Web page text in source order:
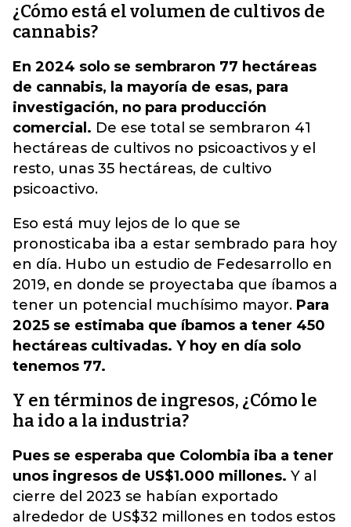
¿Cómo está el volumen de cultivos de
cannabis?
En 2024 solo se sembraron 77 hectáreas
de cannabis, la mayoría de esas, para
investigación, no para producción
comercial. De ese total se sembraron 41
hectáreas de cultivos no psicoactivos y el
resto, unas 35 hectáreas, de cultivo
psicoactivo.
Eso está muy lejos de lo que se
pronosticaba iba a estar sembrado para hoy
en día. Hubo un estudio de Fedesarrollo en
2019, en donde se proyectaba que íbamos a
tener un potencial muchísimo mayor. Para
2025 se estimaba que íbamos a tener 450
hectáreas cultivadas. Y hoy en día solo
tenemos 77.
Y en términos de ingresos, ¿Cómo le
ha ido a la industria?
Pues se esperaba que Colombia iba a tener
unos ingresos de US$1.000 millones. Y al
cierre del 2023 se habían exportado
alrededor de US$32 millones en todos estos